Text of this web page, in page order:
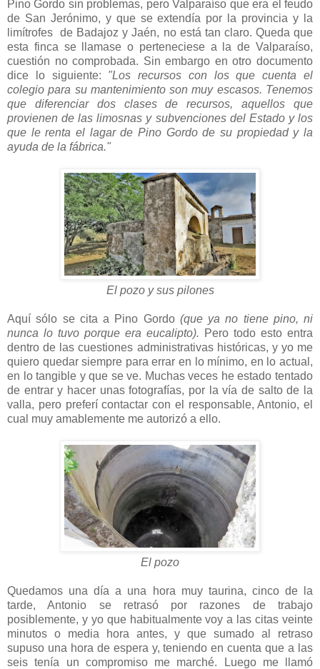
Pino Gordo sin problemas, pero Valparaíso que era el feudo
de San Jerónimo, y que se extendía por la provincia y la
limítrofes de Badajoz y Jaén, no está tan claro. Queda que
esta finca se llamase o perteneciese a la de Valparaíso,
cuestión no comprobada. Sin embargo en otro documento
dice lo siguiente: "Los recursos con los que cuenta el
colegio para su mantenimiento son muy escasos. Tenemos
que diferenciar dos clases de recursos, aquellos que
provienen de las limosnas y subvenciones del Estado y los
que le renta el lagar de Pino Gordo de su propiedad y la
ayuda de la fábrica."
El pozo y sus pilones
Aquí sólo se cita a Pino Gordo (que ya no tiene pino, ni
nunca lo tuvo porque era eucalipto). Pero todo esto entra
dentro de las cuestiones administrativas históricas, y yo me
quiero quedar siempre para errar en lo mínimo, en lo actual,
en lo tangible y que se ve. Muchas veces he estado tentado
de entrar y hacer unas fotografías, por la vía de salto de la
valla, pero preferí contactar con el responsable, Antonio, el
cual muy amablemente me autorizó a ello.
El pozo
Quedamos una día a una hora muy taurina, cinco de la
tarde, Antonio se retrasó por razones de trabajo
posiblemente, y yo que habitualmente voy a las citas veinte
minutos o media hora antes, y que sumado al retraso
supuso una hora de espera y, teniendo en cuenta que a las
seis tenía un compromiso me marché. Luego me llamó